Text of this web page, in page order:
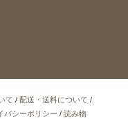
て / 配送・送料について /
バシーポリシー / 読み物